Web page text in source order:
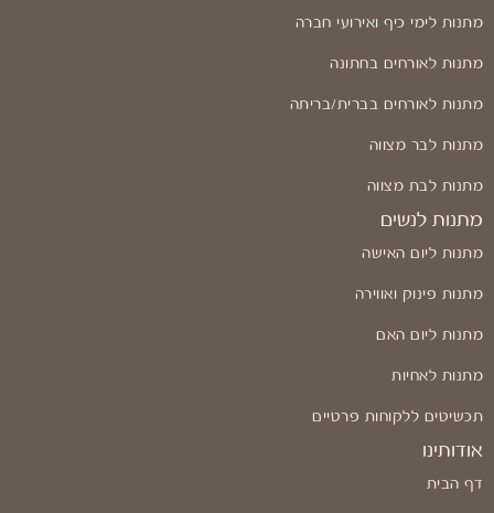
מתנות לימי כיף ואירועי חברה
מתנות לאורחים בחתונה
מתנות לאורחים בברית/בריתה
מתנות לבר מצווה
מתנות לבת מצווה
מתנות לנשים
מתנות ליום האישה
מתנות פינוק ואווירה
מתנות ליום האם
מתנות לאחיות
תכשיטים ללקוחות פרטיים
אודותינו
דף הבית